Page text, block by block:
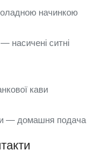
начинкою
насичені ситні
кави
— домашня подача